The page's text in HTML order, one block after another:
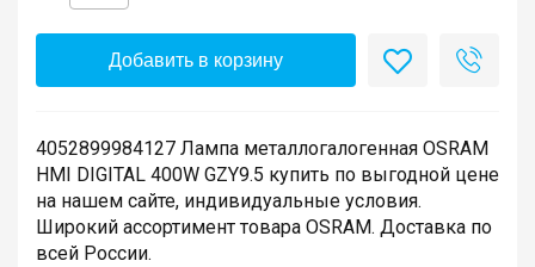
Добавить в корзину
4052899984127 Лампа металлогалогенная OSRAM
HMI DIGITAL 400W GZY9.5 купить по выгодной цене
на нашем сайте, индивидуальные условия.
Широкий ассортимент товара OSRAM. Доставка по
всей России.